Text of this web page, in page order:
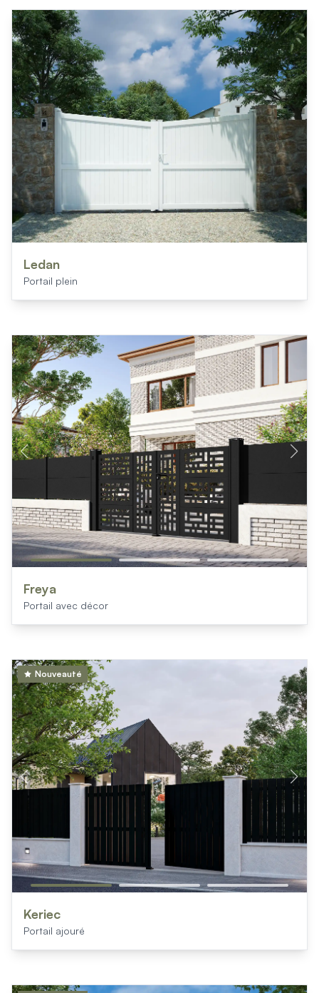
Ledan
Portail plein
Freya
Portail avec décor
Nouveauté
Keriec
Portail ajouré